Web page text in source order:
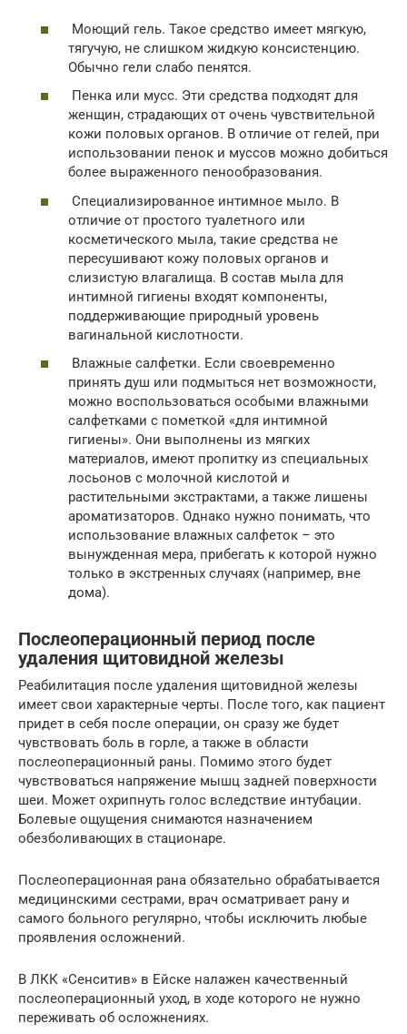
Моющий гель. Такое средство имеет мягкую,
тягучую, не слишком жидкую консистенцию.
Обычно гели слабо пенятся.
Пенка или мусс. Эти средства подходят для
женщин, страдающих от очень чувствительной
кожи половых органов. В отличие от гелей, при
использовании пенок и муссов можно добиться
более выраженного пенообразования.
Специализированное интимное мыло. В
отличие от простого туалетного или
косметического мыла, такие средства не
пересушивают кожу половых органов и
слизистую влагалища. В состав мыла для
интимной гигиены входят компоненты,
поддерживающие природный уровень
вагинальной кислотности.
Влажные салфетки. Если своевременно
принять душ или подмыться нет возможности,
можно воспользоваться особыми влажными
салфетками с пометкой «для интимной
гигиены». Они выполнены из мягких
материалов, имеют пропитку из специальных
лосьонов с молочной кислотой и
растительными экстрактами, а также лишены
ароматизаторов. Однако нужно понимать, что
использование влажных салфеток – это
вынужденная мера, прибегать к которой нужно
только в экстренных случаях (например, вне
дома).
Послеоперационный период после
удаления щитовидной железы
Реабилитация после удаления щитовидной железы
имеет свои характерные черты. После того, как пациент
придет в себя после операции, он сразу же будет
чувствовать боль в горле, а также в области
послеоперационный раны. Помимо этого будет
чувствоваться напряжение мышц задней поверхности
шеи. Может охрипнуть голос вследствие интубации.
Болевые ощущения снимаются назначением
обезболивающих в стационаре.
Послеоперационная рана обязательно обрабатывается
медицинскими сестрами, врач осматривает рану и
самого больного регулярно, чтобы исключить любые
проявления осложнений.
В ЛКК «Сенситив» в Ейске налажен качественный
послеоперационный уход, в ходе которого не нужно
переживать об осложнениях.